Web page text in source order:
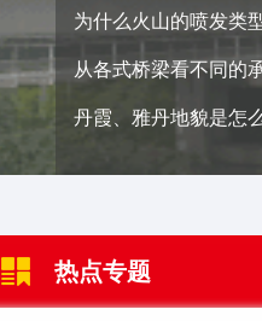
为什么火山的喷发类
从各式桥梁看不同的
丹霞、雅丹地貌是怎
热点专题
交通